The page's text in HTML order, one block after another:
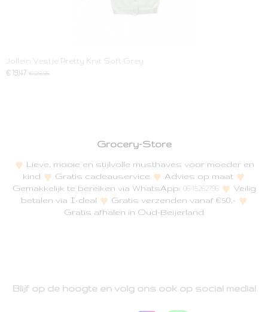
Jollein Vestje Pretty Knit Soft Grey
€ 19,47 € 29,95
Grocery-Store
Lieve, mooie en stijlvolle musthaves voor moeder en
kind
Gratis cadeauservice
Advies op maat
Gemakkelijk te bereiken via WhatsApp: 06-15262796
Veilig
betalen via I-deal
Gratis verzenden vanaf €50,-
Gratis afhalen in Oud-Beijerland
Blijf op de hoogte en volg ons ook op social media!